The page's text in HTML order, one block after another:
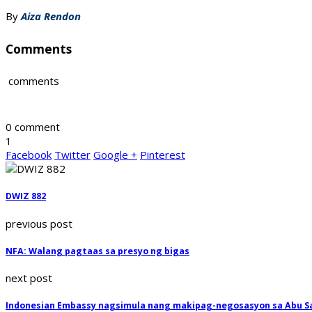
ByAiza Rendon
Comments
comments
0 comment
1
Facebook Twitter Google + Pinterest
DWIZ 882
previous post
NFA: Walang pagtaas sa presyo ng bigas
next post
Indonesian Embassy nagsimula nang makipag-negosasyon sa Abu